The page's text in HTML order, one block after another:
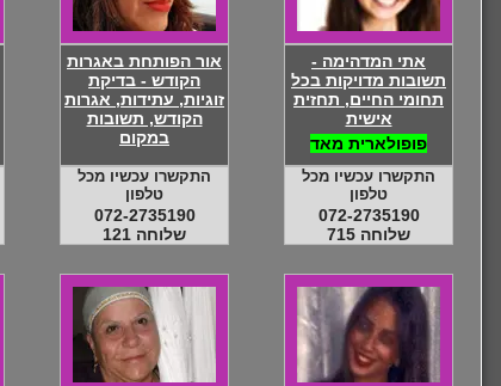
אתי המדהימה -
תשובות מדויקות בכל
תחומי החיים, תחזית
אישית
פופולארית מאד
התקשרו עכשיו מכל
טלפון
072-2735190
שלוחה 715
אור הפותחת באגרות
הקודש - בדיקת
זוגיות, עתידות, אגרות
הקודש, תשובות
במקום
התקשרו עכשיו מכל
טלפון
072-2735190
שלוחה 121